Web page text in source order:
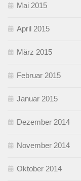
Mai 2015
April 2015
März 2015
Februar 2015
Januar 2015
Dezember 2014
November 2014
Oktober 2014